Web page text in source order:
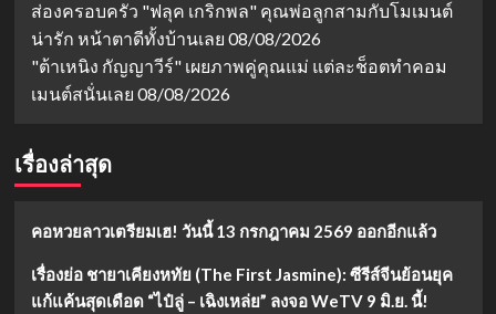
ส่องครอบครัว "ฟลุค เกริกพล" คุณพ่อลูกสามกับโมเมนต์
น่ารัก หน้าตาดีทั้งบ้านเลย 08/08/2026
"ต้าเหนิง กัญญาวีร์" เผยภาพคู่คุณแม่ แต่ละช็อตทำคอม
เมนต์สนั่นเลย 08/08/2026
เรื่องล่าสุด
คอหวยลาวเตรียมเฮ! วันนี้ 13 กรกฎาคม 2569 ออกอีกแล้ว
เรื่องย่อ ชายาเคียงหทัย (The First Jasmine): ซีรีส์จีนย้อนยุค
แก้แค้นสุดเดือด “ไป๋ลู่ – เฉิงเหล่ย” ลงจอ WeTV 9 มิ.ย. นี้!